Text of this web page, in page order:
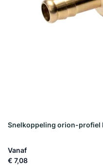
Snelkoppeling orion-profiel
Vanaf
€ 7,08